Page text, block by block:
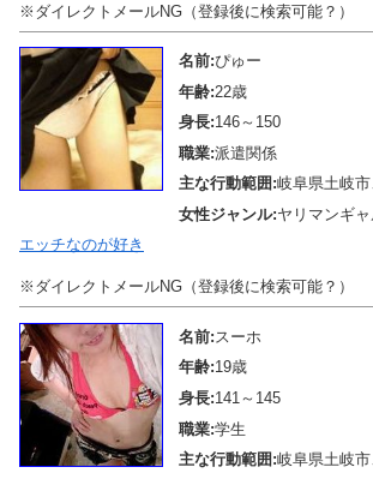
※ダイレクトメールNG（登録後に検索可能？）
名前:ぴゅー
年齢:22歳
身長:146～150
職業:派遣関係
主な行動範囲:岐阜県土岐
女性ジャンル:ヤリマンギ
エッチなのが好き
※ダイレクトメールNG（登録後に検索可能？）
名前: スーホ
年齢:19歳
身長:141～145
職業:学生
主な行動範囲:岐阜県土岐